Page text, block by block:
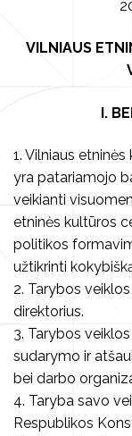
Asmens
Komisijos ir
El. pašto
Viešieji pirkimai
Darbo
Tarnybiniai
Centro
Privačių
Korupcijos
Smurto ir
Pranešėjų
Atviri duomenys
Teisinė
VILNIAUS
I.
1. Vilniaus
yra patariamojo
veikianti
etninės kultūros
politikos
užtikrinti
2. Tarybos
direktorius.
3. Tarybos
sudarymo ir
bei darbo
4. Taryba savo
Respublikos